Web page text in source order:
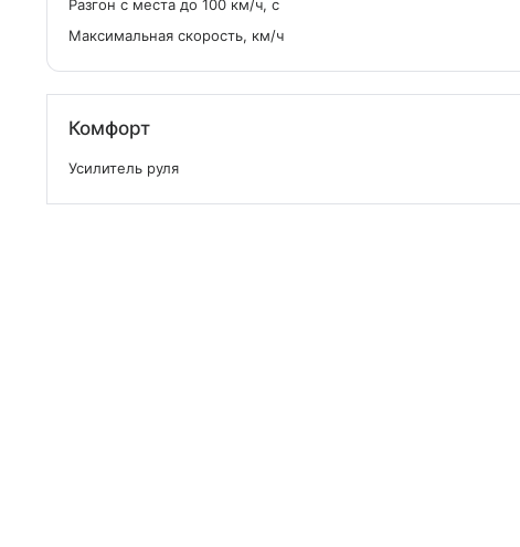
Разгон с места до 100 км/ч, с
Максимальная скорость, км/ч
Комфорт
Усилитель руля